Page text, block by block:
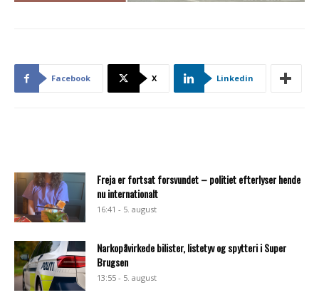
Facebook X Linkedin
Freja er fortsat forsvundet – politiet efterlyser hende
nu internationalt
16:41 - 5. august
Narkopåvirkede bilister, listetyv og spytteri i Super
Brugsen
13:55 - 5. august